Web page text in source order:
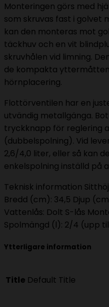
Monteringen görs med
som skruvas fast i golvet
kan den monteras mot
täckhuv och en vit
skruvhålen vid limning.
de kompakta
hörnplacering.
Flottörventilen har en
utvändig metallgänga.
tryckknapp för reglering
(dubbelspolning). Vid
2,6/4,0 liter, eller så kan
enkelspolning inställd på
Teknisk information
Bredd (cm): 34,5 Djup
Vattenlås: Dolt S-lås
Spolmängd (l): 2/4 (upp
Ytterligare information
Title Default Title